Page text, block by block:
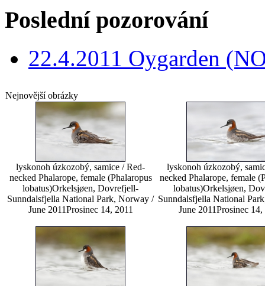
Poslední pozorování
22.4.2011 Oygarden
Nejnovější obrázky
lyskonoh úzkozobý, samice / Red-
necked Phalarope, female (Phalaropus
lobatus)Orkelsjøen, Dovrefjell-
Sunndalsfjella National Park, Norway /
June 2011Prosinec 14, 2011
lyskonoh úzkozobý,
necked Phalarope, female
lobatus)Orkelsjøen,
Sunndalsfjella National
June 2011Prosinec 14,